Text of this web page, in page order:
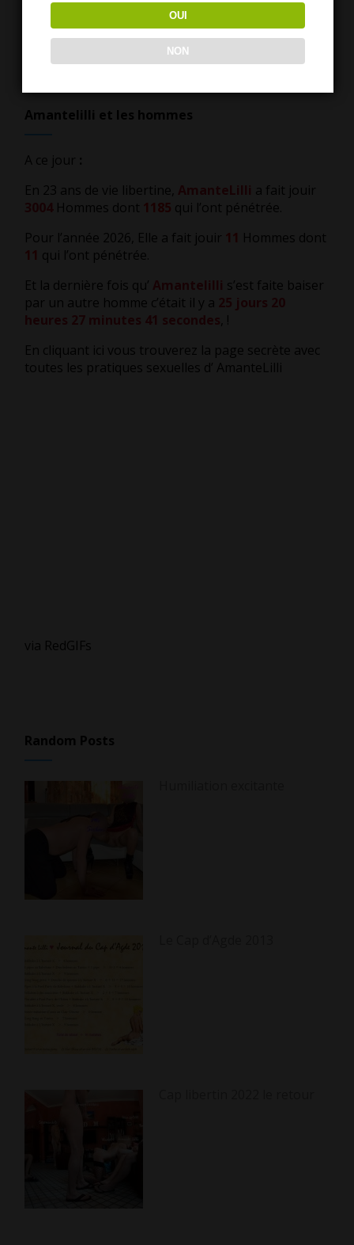
Tous
articles
Amantelilli et les hommes
A ce jour :
En 23 ans de vie libertine,
a fait jouir
Hommes dont 1185 qui l’ont pénétrée.
Pour l’année 2026, Elle a fait jouir 11 Hommes dont
11 qui l’ont pénétrée.
Et la dernière fois qu’
s’est faite baiser
par un autre homme c’était il y a
, !
En cliquant ici vous trouverez la page secrète avec
toutes les pratiques sexuelles d’ AmanteLilli
via RedGIFs
Random Posts
OUI
NON